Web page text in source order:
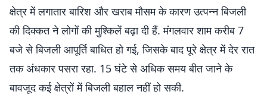
क्षेत्र में लगातार बारिश और खराब मौसम के कारण उत्पन्न बिजली
की दिक्कत ने लोगों की मुश्किलें बढ़ा दी हैं. मंगलवार शाम करीब 7
बजे से बिजली आपूर्ति बाधित हो गई, जिसके बाद पूरे क्षेत्र में देर रात
तक अंधकार पसरा रहा. 15 घंटे से अधिक समय बीत जाने के
बावजूद कई क्षेत्रों में बिजली बहाल नहीं हो सकी.